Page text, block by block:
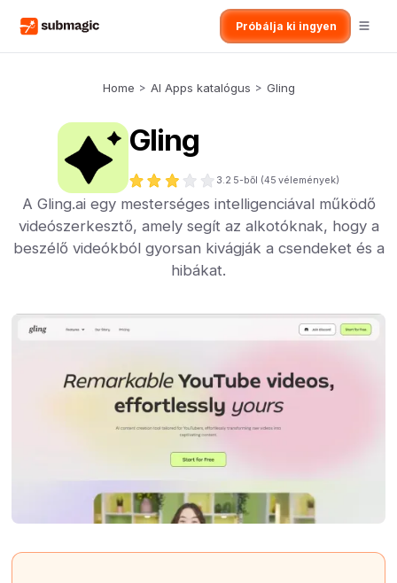
Próbálja ki ingyen
Home > AI Apps katalógus > Gling
Gling
3.2 5-ből (45 vélemények)
A Gling.ai egy mesterséges intelligenciával működő
videószerkesztő, amely segít az alkotóknak, hogy a
beszélő videókból gyorsan kivágják a csendeket és a
hibákat.